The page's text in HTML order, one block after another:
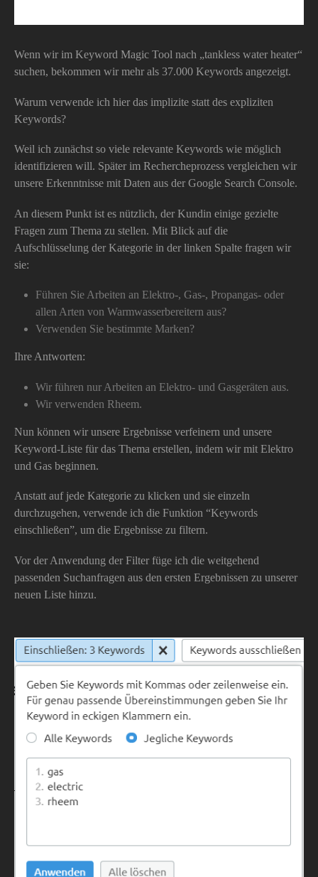
Wenn wir im Keyword Magic Tool nach „tankless water heater“
suchen, bekommen wir mehr als 37.000 Keywords angezeigt.
Warum verwende ich hier das implizite statt des expliziten
Keywords?
Weil ich zunächst so viele relevante Keywords wie möglich
identifizieren will. Später im Rechercheprozess vergleichen wir
unsere Erkenntnisse mit Daten aus der Google Search Console.
An diesem Punkt ist es nützlich, der Kundin einige gezielte
Fragen zum Thema zu stellen. Mit Blick auf die
Aufschlüsselung der Kategorie in der linken Spalte fragen wir
sie:
Führen Sie Arbeiten an Elektro-, Gas-, Propangas- oder
allen Arten von Warmwasserbereitern aus?
Verwenden Sie bestimmte Marken?
Ihre Antworten:
Wir führen nur Arbeiten an Elektro- und Gasgeräten aus.
Wir verwenden Rheem.
Nun können wir unsere Ergebnisse verfeinern und unsere
Keyword-Liste für das Thema erstellen, indem wir mit Elektro
und Gas beginnen.
Anstatt auf jede Kategorie zu klicken und sie einzeln
durchzugehen, verwende ich die Funktion “Keywords
einschließen”, um die Ergebnisse zu filtern.
Vor der Anwendung der Filter füge ich die weitgehend
passenden Suchanfragen aus den ersten Ergebnissen zu unserer
neuen Liste hinzu.